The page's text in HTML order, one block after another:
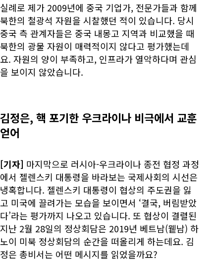
실례로 제가 2009년에 중국 기업가, 전문가들과 함께
북한의 철광석 자원을 시찰했던 적이 있습니다. 당시
중국 측 관계자들은 중국 내몽고 지역과 비교했을 때
북한의 광물 자원이 매력적이지 않다고 평가했는데
요. 자원의 양이 부족하고, 인프라가 열악하다며 관심
을 보이지 않았습니다.
김정은, 핵 포기한 우크라이나 비극에서 교훈
얻어
[기자] 마지막으로 러시아-우크라이나 종전 협정 과정
에서 젤렌스키 대통령을 바라보는 국제사회의 시선은
냉혹합니다. 젤렌스키 대통령이 협상의 주도권을 잃
고 미국에 끌려가는 모습을 보이면서 ‘결국, 버림받았
다’라는 평가까지 나오고 있습니다. 또 협상이 결렬된
지난 2월 28일의 정상회담은 2019년 베트남(윁남) 하
노이 미북 정상회담의 순간을 떠올리게 하는데요. 김
정은 총비서는 어떤 메시지를 읽었을까요?